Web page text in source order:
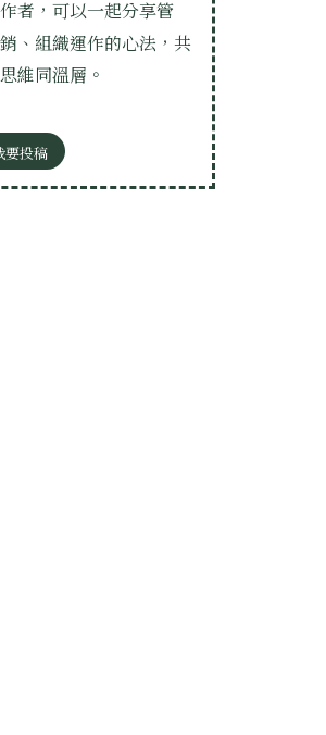
者，可以一起分享管
、組織運作的心法，共
維同溫層。
要投稿